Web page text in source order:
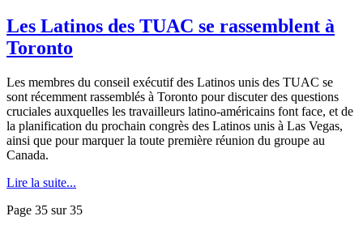
Les Latinos des TUAC se rassemblent à
Toronto
Les membres du conseil exécutif des Latinos unis des TUAC se
sont récemment rassemblés à Toronto pour discuter des questions
cruciales auxquelles les travailleurs latino-américains font face, et de
la planification du prochain congrès des Latinos unis à Las Vegas,
ainsi que pour marquer la toute première réunion du groupe au
Canada.
Lire la suite...
Page 35 sur 35